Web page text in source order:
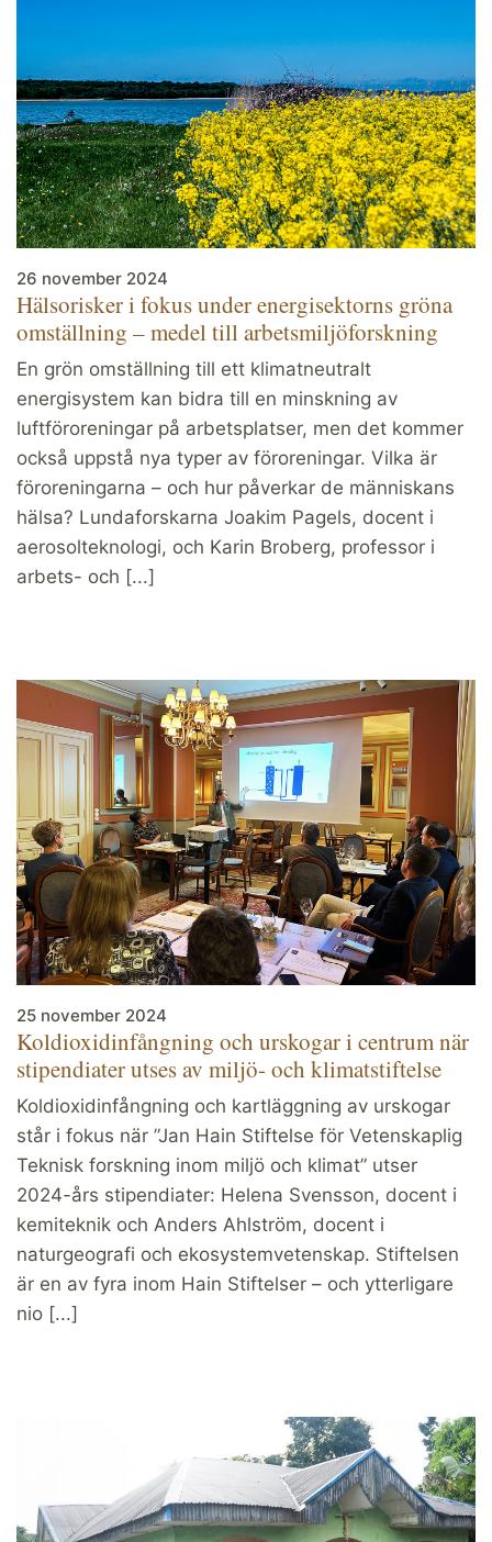
26 november 2024
Hälsorisker i fokus under energisektorns gröna
omställning – medel till arbetsmiljöforskning
En grön omställning till ett klimatneutralt
energisystem kan bidra till en minskning av
luftföroreningar på arbetsplatser, men det kommer
också uppstå nya typer av föroreningar. Vilka är
föroreningarna – och hur påverkar de människans
hälsa? Lundaforskarna Joakim Pagels, docent i
aerosolteknologi, och Karin Broberg, professor i
arbets- och [...]
25 november 2024
Koldioxidinfångning och urskogar i centrum när
stipendiater utses av miljö- och klimatstiftelse
Koldioxidinfångning och kartläggning av urskogar
står i fokus när ”Jan Hain Stiftelse för Vetenskaplig
Teknisk forskning inom miljö och klimat” utser
2024-års stipendiater: Helena Svensson, docent i
kemiteknik och Anders Ahlström, docent i
naturgeografi och ekosystemvetenskap. Stiftelsen
är en av fyra inom Hain Stiftelser – och ytterligare
nio [...]